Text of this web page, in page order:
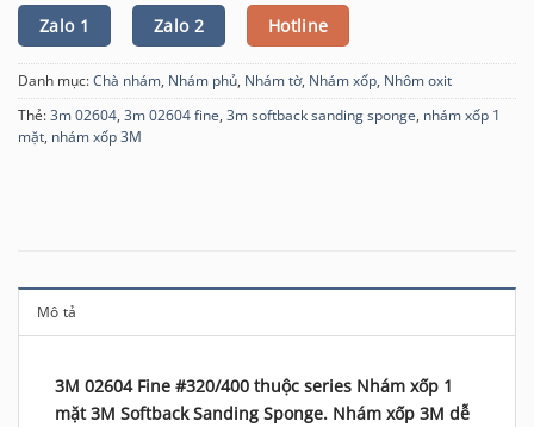
Zalo 1 Zalo 2 Hotline
Danh mục: Chà nhám Nhám phủ Nhám tờ, Nhám xốp Nhôm oxit
Thẻ: 3m 02604 3m 02604 fine 3m softback sanding sponge nhám xốp 1
mặt nhám xốp 3M
Mô tả
3M 02604 Fine #320/400 thuộc series Nhám xốp 1
mặt 3M Softback Sanding Sponge. Nhám xốp 3M dễ